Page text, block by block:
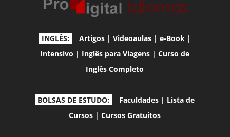
INGLÊS: Artigos| Videoaulas| e-Book|
Intensivo | Inglês para Viagens |Curso de
Inglês Completo
BOLSAS DE ESTUDO: Faculdades | Lista de
Cursos |Cursos Gratuitos